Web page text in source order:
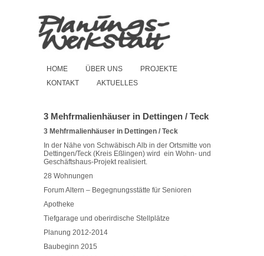
HOME ÜBER UNS
PROJEKTE
KONTAKT
AKTUELLES
3 Mehfrmalienhäuser in Dettingen / Teck
3 Mehfrmalienhäuser in Dettingen / Teck
In der Nähe von Schwäbisch Alb in der Ortsmitte von
Dettingen/Teck (Kreis Eßlingen) wird ein Wohn- und
Geschäftshaus-Projekt realisiert.
28 Wohnungen
Forum Altern – Begegnungsstätte für Senioren
Apotheke
Tiefgarage und oberirdische Stellplätze
Planung 2012-2014
Baubeginn 2015